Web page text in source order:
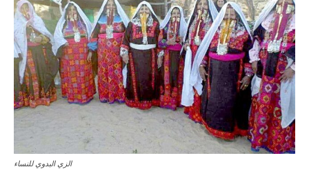
الزي البدوي للنساء